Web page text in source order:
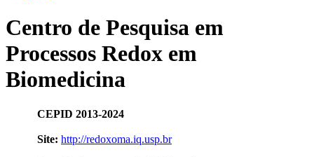
Centro de Pesquisa em
Processos Redox em
Biomedicina
CEPID 2013-2024
Site: http://redoxoma.iq.usp.br